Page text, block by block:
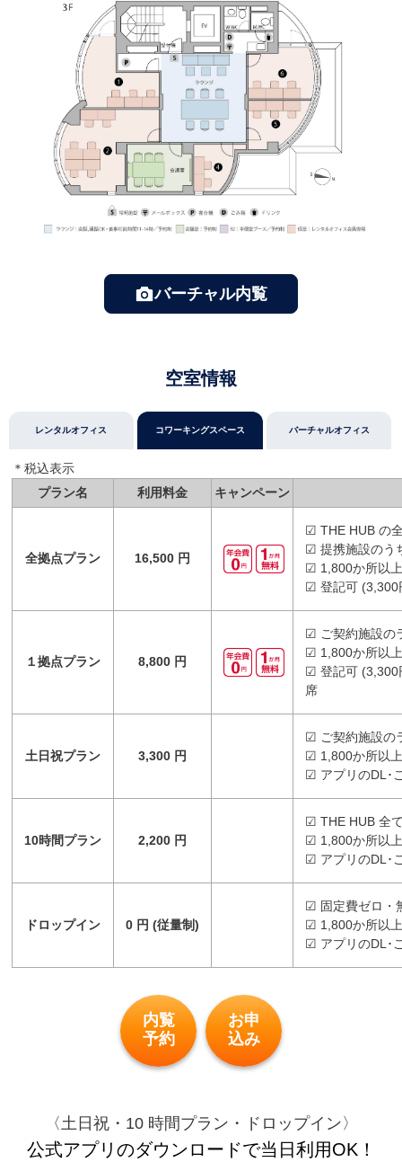
バーチャル内覧
空室情報
レンタルオフィス コワーキングスペース バーチャルオフィス
＊税込表⽰
プラン名
利用料金 キャンペーン
全拠点プラン 16,500 円
☑ THE HUB の
☑ 提携施設のう
☑ 1,800か所以
☑ 登記可 (3,300
１拠点プラン 8,800 円
☑ ご契約施設の
☑ 1,800か所以
☑ 登記可 (3,300
席
土日祝プラン 3,300 円
☑ ご契約施設の
☑ 1,800か所以
☑ アプリのDL･
10時間プラン 2,200 円
☑ THE HUB 全
☑ 1,800か所以
☑ アプリのDL･
ドロップイン 0 円 (従量制)
☑ 固定費ゼロ・
☑ 1,800か所以
☑ アプリのDL･
内覧
予約
お申
込み
〈土日祝・10 時間プラン・ドロップイン〉
公式アプリのダウンロードで当日利用OK！